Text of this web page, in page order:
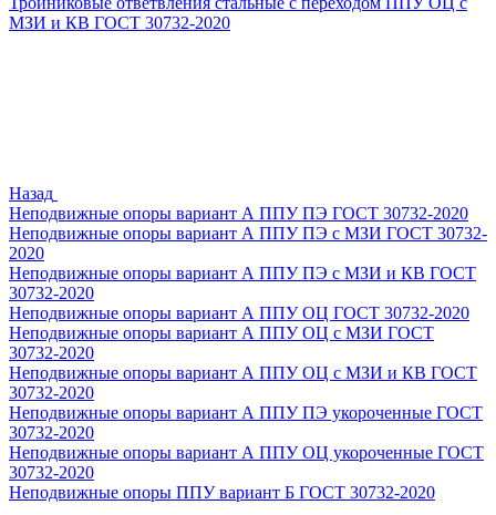
МЗИ и КВ ГОСТ 30732-2020
Назад
Неподвижные опоры вариант А ППУ ПЭ ГОСТ 30732-2020
Неподвижные опоры вариант А ППУ ПЭ с МЗИ ГОСТ 30732-
2020
Неподвижные опоры вариант А ППУ ПЭ с МЗИ и КВ ГОСТ
30732-2020
Неподвижные опоры вариант А ППУ ОЦ ГОСТ 30732-2020
Неподвижные опоры вариант А ППУ ОЦ с МЗИ ГОСТ
30732-2020
Неподвижные опоры вариант А ППУ ОЦ с МЗИ и КВ ГОСТ
30732-2020
Неподвижные опоры вариант А ППУ ПЭ укороченные ГОСТ
30732-2020
Неподвижные опоры вариант А ППУ ОЦ укороченные ГОСТ
30732-2020
Неподвижные опоры ППУ вариант Б ГОСТ 30732-2020